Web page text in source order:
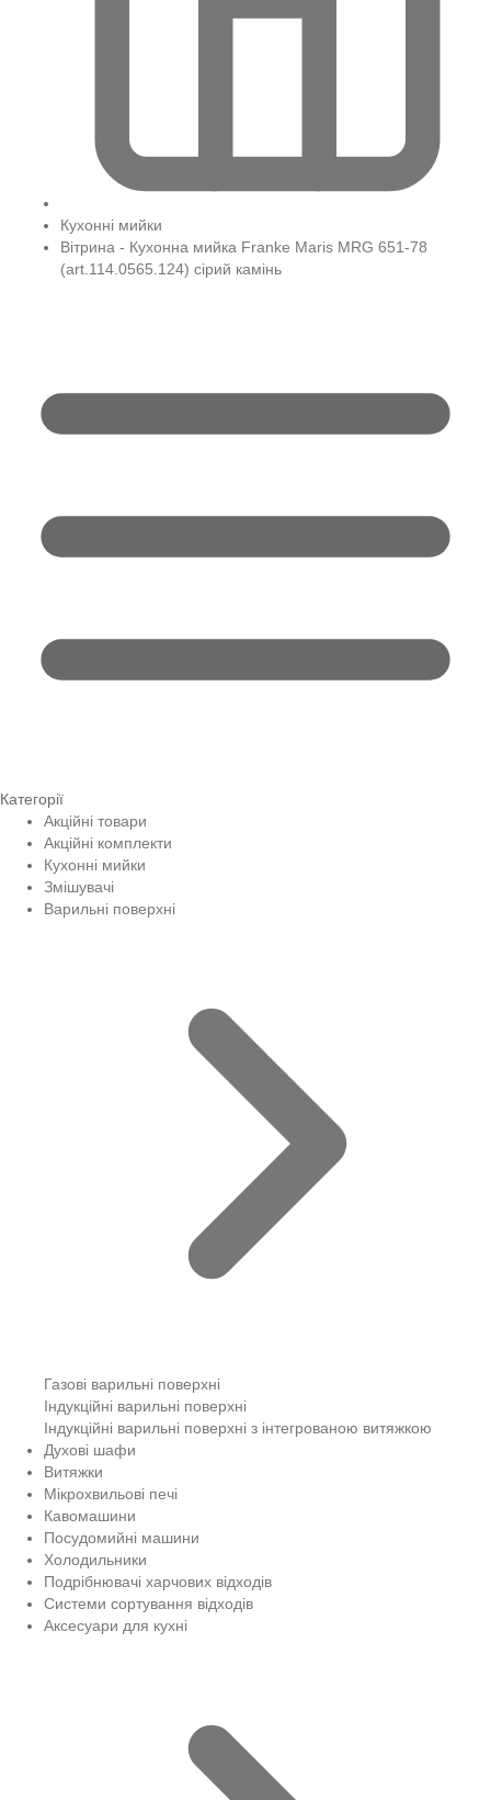
Кухонні мийки
Вітрина - Кухонна мийка Franke Maris MRG 651-78
(art.114.0565.124) сірий камінь
Категорії
Акційні товари
Акційні комплекти
Кухонні мийки
Змішувачі
Варильні поверхні
Газові варильні поверхні
Індукційні варильні поверхні
Індукційні варильні поверхні з інтегрованою витяжкою
Духові шафи
Витяжки
Мікрохвильові печі
Кавомашини
Посудомийні машини
Холодильники
Подрібнювачі харчових відходів
Системи сортування відходів
Аксесуари для кухні